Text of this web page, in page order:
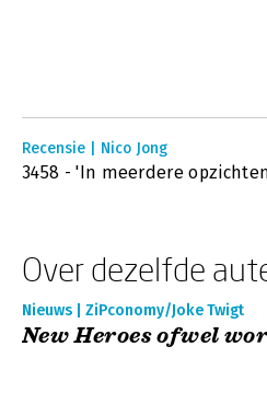
Recensie | Nico Jong
3458 - 'In meerdere
Over dezelfde
Nieuws | ZiPconomy/Joke Twigt
New Heroes ofwel